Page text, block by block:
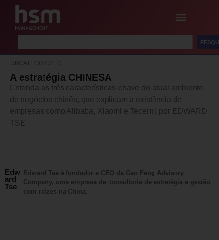
UNCATEGORIZED
A estratégia CHINESA
Entenda as três características-chave do atual ambiente
de negócios chinês, que explicam a existência de
empresas como Alibaba, Xiaomi e Tecent | por EDWARD
TSE
Edw
ard
Tse
Edward Tse é fundador e CEO da Gao Feng Advisory
Company, uma empresa de consultoria de estratégia e gestão
com raízes na China.